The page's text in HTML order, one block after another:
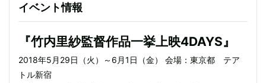
イベント情報
『竹内里紗監督作品一挙上映4DAYS』
2018年5月29日（火）～6月1日（金） 会場：東京都 テア
トル新宿